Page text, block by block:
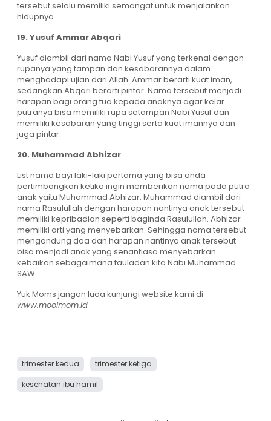
tersebut selalu memiliki semangat untuk menjalankan
hidupnya.
19. Yusuf Ammar Abqari
Yusuf diambil dari nama Nabi Yusuf yang terkenal dengan
rupanya yang tampan dan kesabarannya dalam
menghadapi ujian dari Allah. Ammar berarti kuat iman,
sedangkan Abqari berarti pintar. Nama tersebut menjadi
harapan bagi orang tua kepada anaknya agar kelar
putranya bisa memiliki rupa setampan Nabi Yusuf dan
memiliki kesabaran yang tinggi serta kuat imannya dan
juga pintar.
20. Muhammad Abhizar
List nama bayi laki-laki pertama yang bisa anda
pertimbangkan ketika ingin memberikan nama pada putra
anak yaitu Muhammad Abhizar. Muhammad diambil dari
nama Rasulullah dengan harapan nantinya anak tersebut
memiliki kepribadian seperti baginda Rasulullah. Abhizar
memiliki arti yang menyebarkan. Sehingga nama tersebut
mengandung doa dan harapan nantinya anak tersebut
bisa menjadi anak yang senantiasa menyebarkan
kebaikan sebagaimana tauladan kita Nabi Muhammad
SAW.
Yuk Moms jangan luoa kunjungi website kami di
www.mooimom.id
trimester kedua
trimester ketiga
kesehatan ibu hamil